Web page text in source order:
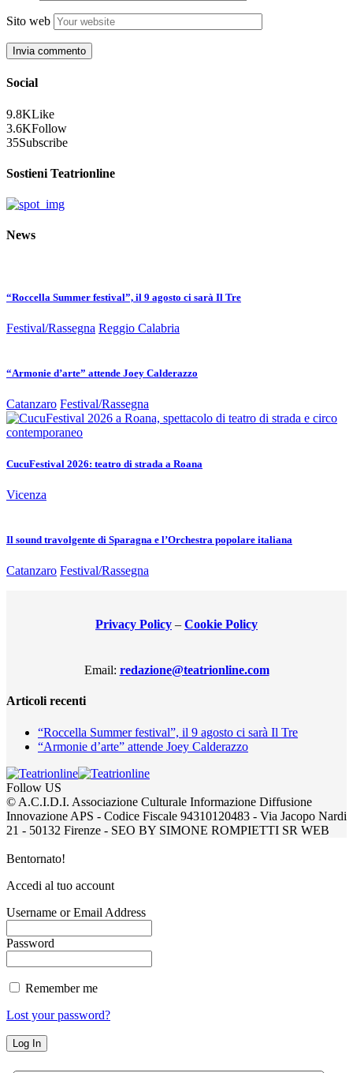
Sito web
Social
9.8KLike
3.6KFollow
35Subscribe
Sostieni Teatrionline
News
“Roccella Summer festival”, il 9 agosto ci sarà Il Tre
Festival/Rassegna Reggio Calabria
“Armonie d’arte” attende Joey Calderazzo
Catanzaro Festival/Rassegna
CucuFestival 2026: teatro di strada a Roana
Vicenza
Il sound travolgente di Sparagna e l’Orchestra popolare italiana
Catanzaro Festival/Rassegna
Privacy Policy – Cookie Policy
Email: redazione@teatrionline.com
Articoli recenti
“Roccella Summer festival”, il 9 agosto ci sarà Il Tre
“Armonie d’arte” attende Joey Calderazzo
Follow US
© A.C.I.D.I. Associazione Culturale Informazione Diffusione
Innovazione APS - Codice Fiscale 94310120483 - Via Jacopo Nardi
21 - 50132 Firenze - SEO BY SIMONE ROMPIETTI SR WEB
Bentornato!
Accedi al tuo account
Username or Email Address
Password
Remember me
Lost your password?